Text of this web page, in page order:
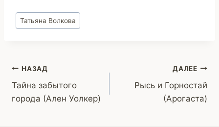
Метки
записи:
Татьяна Волкова
Навигация
по
записям
НАЗАД
Тайна забытого
города (Ален Уолкер)
ДАЛЕЕ
Рысь и Горностай
(Арогаста)